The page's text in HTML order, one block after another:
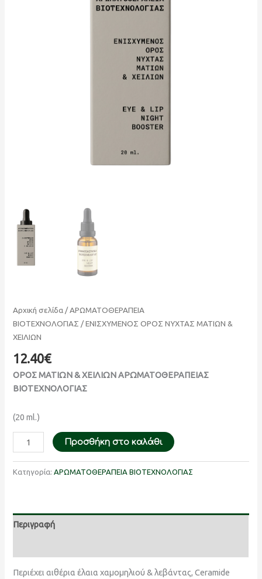
Αρχική σελίδα/ΑΡΩΜΑΤΟΘΕΡΑΠΕΙΑ
ΒΙΟΤΕΧΝΟΛΟΓΙΑΣ / ΕΝΙΣΧΥΜΕΝΟΣ ΟΡΟΣ ΝΥΧΤΑΣ ΜΑΤΙΩΝ &
ΧΕΙΛΙΩΝ
12.40€
ΟΡΟΣ ΜΑΤΙΩΝ & ΧΕΙΛΙΩΝ ΑΡΩΜΑΤΟΘΕΡΑΠΕΙΑΣ
ΒΙΟΤΕΧΝΟΛΟΓΙΑΣ
(20 ml.)
Προσθήκη στο καλάθι
Κατηγορία:ΑΡΩΜΑΤΟΘΕΡΑΠΕΙΑ ΒΙΟΤΕΧΝΟΛΟΓΙΑΣ
Περιγραφή
Περιέχει αιθέρια έλαια χαμομηλιού & λεβάντας, Ceramide